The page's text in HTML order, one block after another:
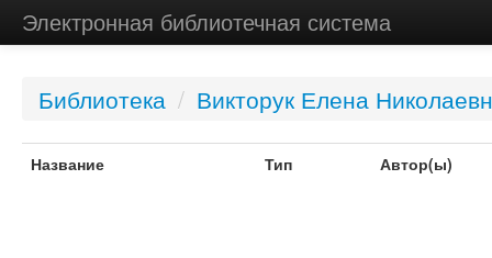
Электронная библиотечная система
Библиотека / Викторук Елена
Название Тип Автор(ы)